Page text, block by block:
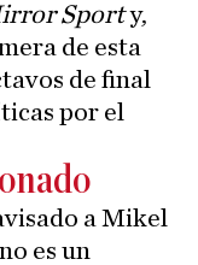
Sporty,
de esta
de final
por el
a Mikel
es un